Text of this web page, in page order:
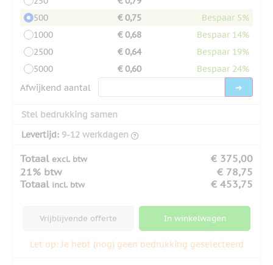
500
€ 0,75
Bespaar 5%
1000
€ 0,68
Bespaar 14%
2500
€ 0,64
Bespaar 19%
5000
€ 0,60
Bespaar 24%
Afwijkend aantal
Stel bedrukking samen
Levertijd: 9-12 werkdagen
Totaal excl. btw
€ 375,00
21% btw
€ 78,75
Totaal incl. btw € 453,75
Vrijblijvende offerte In winkelwagen
Let op: Je hebt (nog) geen bedrukking geselecteerd